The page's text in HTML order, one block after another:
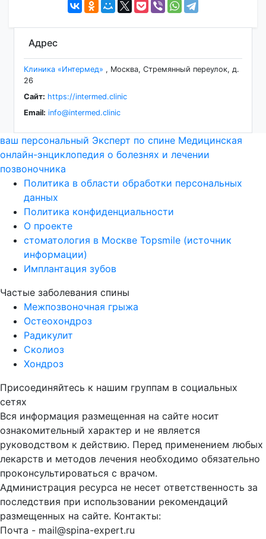
Адрес
Клиника «Интермед» , Москва, Стремянный переулок, д.
26
Сайт: https://intermed.clinic
Email: info@intermed.clinic
ваш персональный Эксперт по спине Медицинская
онлайн-энциклопедия о болезнях и лечении
позвоночника
Политика в области обработки персональных
данных
Политика конфиденциальности
О проекте
стоматология в Москве Topsmile (источник
информации)
Имплантация зубов
Частые заболевания спины
Межпозвоночная грыжа
Остеохондроз
Радикулит
Сколиоз
Хондроз
Присоединяйтесь к нашим группам в социальных
сетях
Вся информация размещенная на сайте носит
ознакомительный характер и не является
руководством к действию. Перед применением любых
лекарств и методов лечения необходимо обязательно
проконсультироваться с врачом.
Администрация ресурса не несет ответственность за
последствия при использовании рекомендаций
размещенных на сайте. Контакты:
Почта - mail@spina-expert.ru